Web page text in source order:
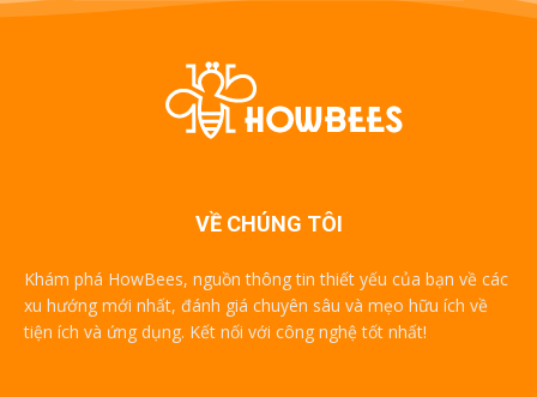
VỀ CHÚNG TÔI
Khám phá HowBees, nguồn thông tin thiết yếu của bạn về các
xu hướng mới nhất, đánh giá chuyên sâu và mẹo hữu ích về
tiện ích và ứng dụng. Kết nối với công nghệ tốt nhất!